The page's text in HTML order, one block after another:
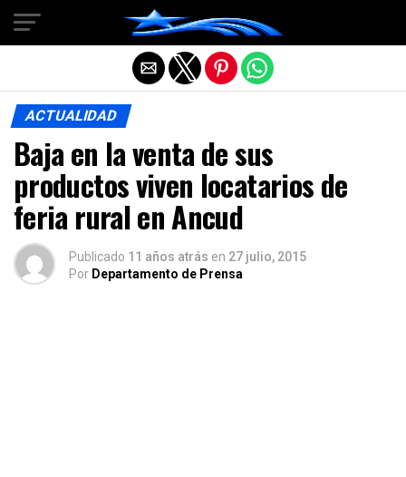
ACTUALIDAD
Baja en la venta de sus
productos viven locatarios de
feria rural en Ancud
Publicado 11 años atrás en 27 julio, 2015
Por Departamento de Prensa
Salir de la versión móvil